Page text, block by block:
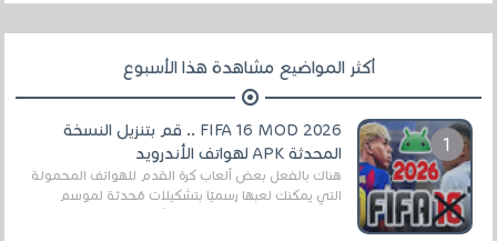
أكثر المواضيع مشاهدة هذا الأسبوع
FIFA 16 MOD 2026 .. قم بتنزيل النسخة
المحدثة APK لهواتف الأندرويد
هناك بالفعل بعض ألعاب كرة القدم للهواتف المحمولة
التي يمكنك لعبها رسميًا بتشكيلات مُحدثة لموسم